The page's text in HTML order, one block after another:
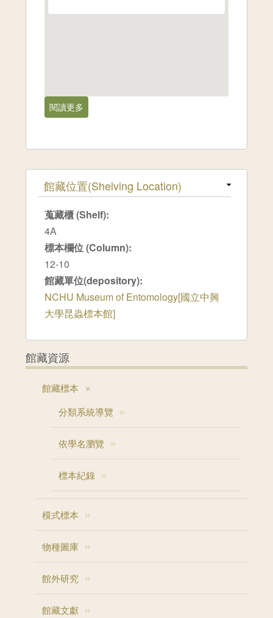
閱讀更多
隱藏
館藏位置(Shelving Location)
蒐藏櫃 (Shelf):
4A
標本欄位 (Column):
12-10
館藏單位(depository):
NCHU Museum of Entomology[國立中興
大學昆蟲標本館]
館藏資源
館藏標本
分類系統導覽
依學名瀏覽
標本紀錄
模式標本
物種圖庫
館外研究
館藏文獻